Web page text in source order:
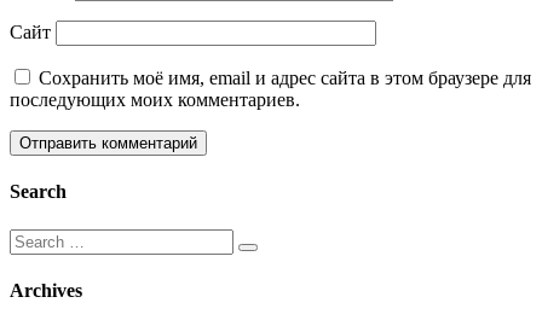
Сайт
Сохранить моё имя, email и адрес сайта в этом браузере для
последующих моих комментариев.
Search
Search
for:
Archives